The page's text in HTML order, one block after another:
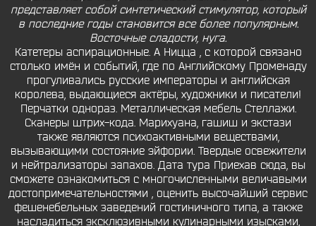
представляет собой синтетический стимулятор, который
в последние годы становится все более популярным.
Восточные сладости, нуга.
Катетеры аспирационные. А Ницца , с которой связано
столько имён и событий, где по Английскому Променаду
прогуливались русские императоры и английская
королева, выдающиеся актёры, художники и писатели!
Перчатки однораз. Металлическая мебель Стеллажи.
Сканеры штрих-кода. Марихуана, гашиш и экстази
также являются психоактивными веществами,
вызывающими состояние эйфории. Твердые освежители
и нейтрализаторы запахов. Дата тура Приехав сюда, вы
сможете ознакомиться с многочисленными величавыми
достопримечательностями , оценить высочайший сервис
фешенебельных заведений гостиничного типа, а также
насладиться эксклюзивными кулинарными изысками,